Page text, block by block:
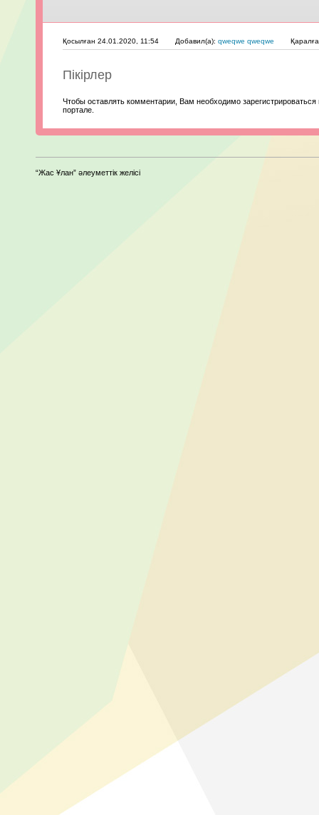
Қосылған 24.01.2020, 11:54 Добавил(а): qweqwe qweqwe
Пікірлер
Чтобы оставлять комментарии, Вам необходимо зарегистрироваться
портале.
“Жас Ұлан” әлеуметтік желісі